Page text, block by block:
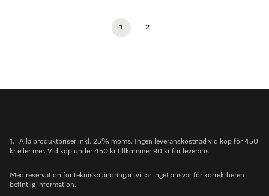
1 2
1.
Alla produktpriser inkl. 25% moms. Ingen leveranskostnad vid köp för 450
kr eller mer. Vid köp under 450 kr tillkommer 90 kr för leverans.
Med reservation för tekniska ändringar: vi tar inget ansvar för korrektheten i
befintlig information.